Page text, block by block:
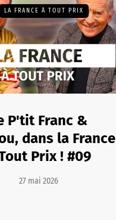
LA FRANCE À TOUT PRIX
P'tit Franc &
dans la France
Prix ! #09
27 mai 2026